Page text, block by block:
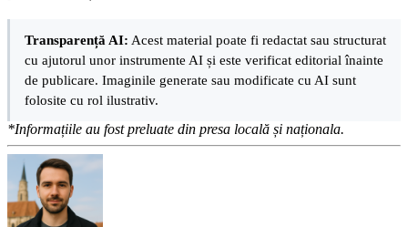
Transparență AI: Acest material poate fi redactat sau structurat
cu ajutorul unor instrumente AI și este verificat editorial înainte
de publicare. Imaginile generate sau modificate cu AI sunt
folosite cu rol ilustrativ.
*Informațiile au fost preluate din presa locală și naționala.